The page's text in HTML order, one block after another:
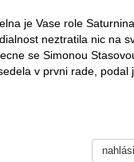
je Vase role Saturnina.
neztratila nic na
se Simonou
v prvni rade, podal